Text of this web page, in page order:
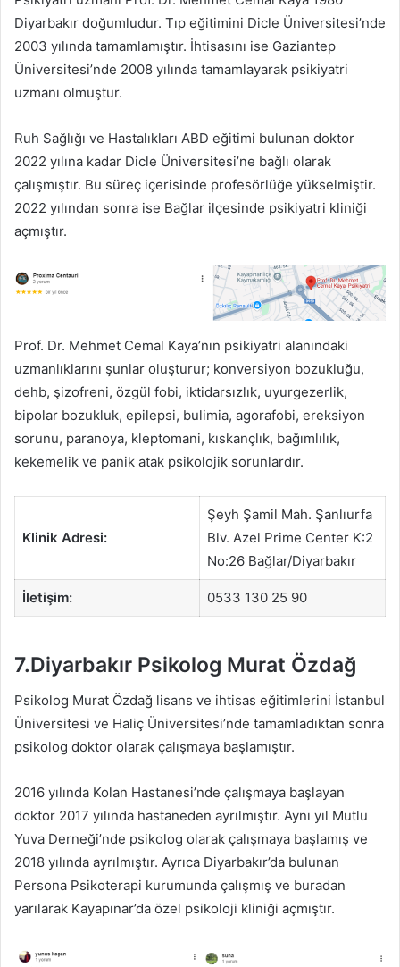
Diyarbakır doğumludur. Tıp eğitimini Dicle Üniversitesi’nde
2003 yılında tamamlamıştır. İhtisasını ise Gaziantep
Üniversitesi’nde 2008 yılında tamamlayarak psikiyatri
uzmanı olmuştur.
Ruh Sağlığı ve Hastalıkları ABD eğitimi bulunan doktor
2022 yılına kadar Dicle Üniversitesi’ne bağlı olarak
çalışmıştır. Bu süreç içerisinde profesörlüğe yükselmiştir.
2022 yılından sonra ise Bağlar ilçesinde psikiyatri kliniği
açmıştır.
Prof. Dr. Mehmet Cemal Kaya’nın psikiyatri alanındaki
uzmanlıklarını şunlar oluşturur; konversiyon bozukluğu,
dehb, şizofreni, özgül fobi, iktidarsızlık, uyurgezerlik,
bipolar bozukluk, epilepsi, bulimia, agorafobi, ereksiyon
sorunu, paranoya, kleptomani, kıskançlık, bağımlılık,
kekemelik ve panik atak psikolojik sorunlardır.
Klinik Adresi:
Şeyh Şamil Mah. Şanlıurfa
Blv. Azel Prime Center K:2
No:26 Bağlar/Diyarbakır
İletişim: 0533 130 25 90
7.Diyarbakır Psikolog Murat Özdağ
Psikolog Murat Özdağ lisans ve ihtisas eğitimlerini İstanbul
Üniversitesi ve Haliç Üniversitesi’nde tamamladıktan sonra
psikolog doktor olarak çalışmaya başlamıştır.
2016 yılında Kolan Hastanesi’nde çalışmaya başlayan
doktor 2017 yılında hastaneden ayrılmıştır. Aynı yıl Mutlu
Yuva Derneği’nde psikolog olarak çalışmaya başlamış ve
2018 yılında ayrılmıştır. Ayrıca Diyarbakır’da bulunan
Persona Psikoterapi kurumunda çalışmış ve buradan
yarılarak Kayapınar’da özel psikoloji kliniği açmıştır.